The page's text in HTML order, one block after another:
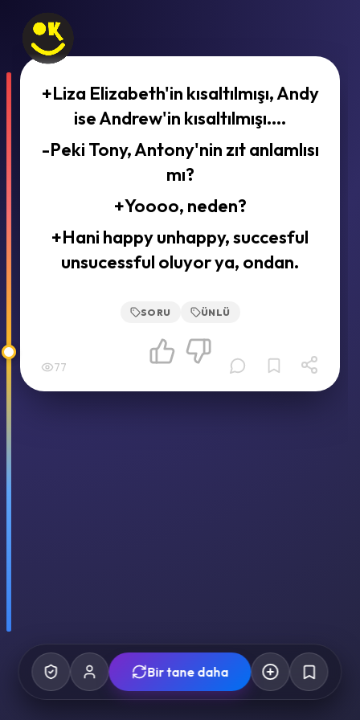
+Liza Elizabeth'in kısaltılmışı, Andy
ise Andrew'in kısaltılmışı....
-Peki Tony, Antony'nin zıt anlamlısı
mı?
+Yoooo, neden?
+Hani happy unhappy, succesful
unsucessful oluyor ya, ondan.
SORU ÜNLÜ
77
Bir tane daha